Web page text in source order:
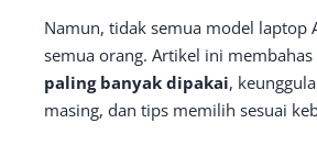
Namun, tidak semua model laptop
semua orang. Artikel ini membahas
paling banyak dipakai,
masing, dan tips memilih sesuai